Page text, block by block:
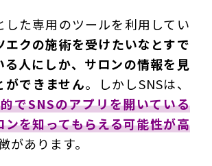
した専用のツールを利用してい
エクの施術を受けたいなとすで
る人にしか、サロンの情報を見
ができません。しかしSNSは、
でSNSのアプリを開いている
ンを知ってもらえる可能性が高
があります。